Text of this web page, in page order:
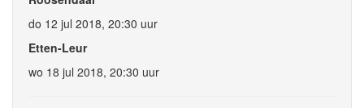
do 12 jul 2018, 20:30 uur
Etten-Leur
wo 18 jul 2018, 20:30 uur